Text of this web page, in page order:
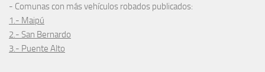
- Comunas con más vehículos robados publicados:
1.- Maipú
2.- San Bernardo
3.- Puente Alto